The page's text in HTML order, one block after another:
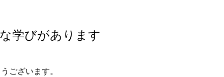
学びがあります
ございます。